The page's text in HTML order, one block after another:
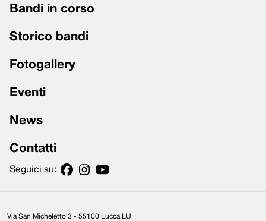
Bandi in corso
Storico bandi
Fotogallery
Eventi
News
Contatti
Seguici su:
Via San Micheletto 3 - 55100 Lucca LU